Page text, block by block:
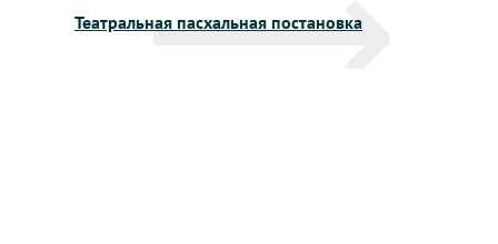
Театральная пасхальная постановка